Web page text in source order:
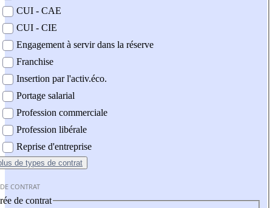
CUI - CAE
CUI - CIE
Engagement à servir dans la réserve
Franchise
Insertion par l'activ.éco.
Portage salarial
Profession commerciale
Profession libérale
Reprise d'entreprise
de types de contrat
CONTRAT
de contrat